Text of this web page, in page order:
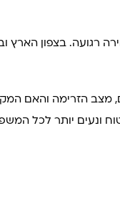
רגועה. בצפון הארץ
מצב הזרימה והאם
ונעים יותר לכל